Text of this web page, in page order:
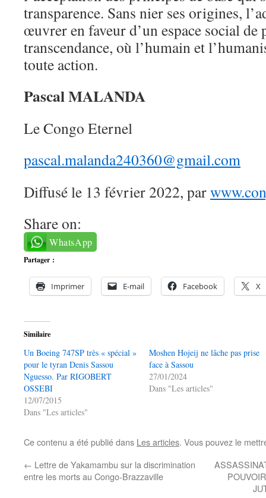
transparence. Sans nier ses origines,
œuvrer en faveur d’un espace social de
transcendance, où l’humain et
toute action.
Pascal MALANDA
Le Congo Eternel
pascal.malanda240360@gmail.com
Diffusé le 13 février 2022, par
Share on:
WhatsApp
Partager :
Imprimer E-mail Facebook X
Similaire
Un Boeing 747SP très « spécial »
pour le tyran Denis Sassou
Nguesso. Par RIGOBERT
OSSEBI
12/07/2015
Dans "Les articles"
Moshen Hojeij ne lâche pas prise
face à Sassou
27/01/2024
Dans "Les articles"
Ce contenu a été publié dans Les articles. Vous pouvez le
← Lettre de Yakamambu sur la discrimination
entre les morts au Congo-Brazzaville